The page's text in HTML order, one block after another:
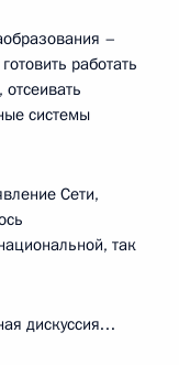
–
работать
системы
Сети,
так
дискуссия…